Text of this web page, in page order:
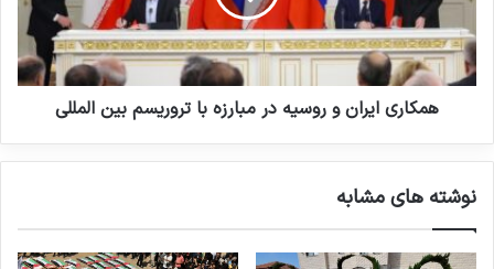
همکاری ایران و روسیه در مبارزه با تروریسم بین المللی
نوشته های مشابه